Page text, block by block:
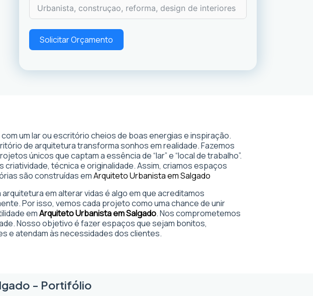
Solicitar Orçamento
um lar ou escritório cheios de boas energias e inspiração.
de arquitetura transforma sonhos em realidade. Fazemos
únicos que captam a essência de “lar” e “local de trabalho”.
criatividade, técnica e originalidade. Assim, criamos espaços
são construídas emArquiteto Urbanista em Salgado
arquitetura em alterar vidas é algo em que acreditamos
Por isso, vemos cada projeto como uma chance de unir
emArquiteto Urbanista em Salgado. Nos comprometemos
Nosso objetivo é fazer espaços que sejam bonitos,
e atendam às necessidades dos clientes.
- Portifólio